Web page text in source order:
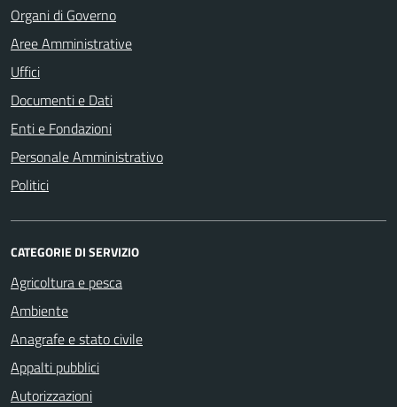
Organi di Governo
Aree Amministrative
Uffici
Documenti e Dati
Enti e Fondazioni
Personale Amministrativo
Politici
CATEGORIE DI SERVIZIO
Agricoltura e pesca
Ambiente
Anagrafe e stato civile
Appalti pubblici
Autorizzazioni